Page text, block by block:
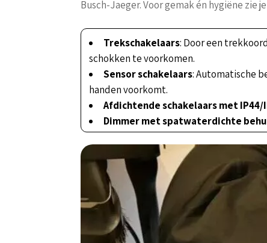
Busch-Jaeger. Voor gemak én hygiëne zie
Trekschakelaars: Door een
schokken te voorkomen.
Sensor schakelaars: Automatische
handen voorkomt.
Afdichtende schakelaars met IP44/
Dimmer met spatwaterdichte